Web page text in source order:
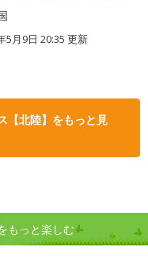
5月9日 20:35 更新
【北陸】をもっと見
もっと楽しむ